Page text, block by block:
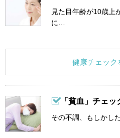
見た目年齢が10歳上
に…
健康チェック
「貧血」チェッ
その不調、もしかし